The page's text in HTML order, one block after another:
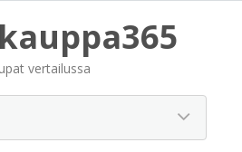
vertailussa